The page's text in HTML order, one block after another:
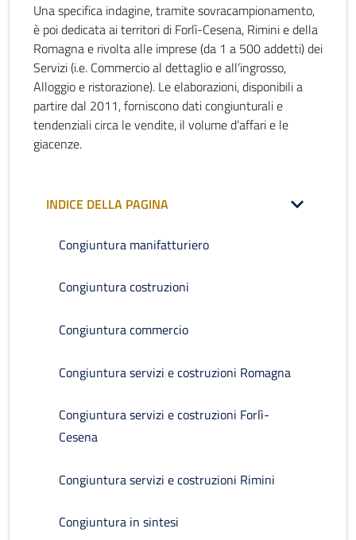
Una specifica indagine, tramite sovracampionamento,
è poi dedicata ai territori di Forlì-Cesena, Rimini e della
Romagna e rivolta alle imprese (da 1 a 500 addetti) dei
Servizi (i.e. Commercio al dettaglio e all’ingrosso,
Alloggio e ristorazione). Le elaborazioni, disponibili a
partire dal 2011, forniscono dati congiunturali e
tendenziali circa le vendite, il volume d’affari e le
giacenze.
INDICE DELLA PAGINA
Congiuntura manifatturiero
Congiuntura costruzioni
Congiuntura commercio
Congiuntura servizi e costruzioni Romagna
Congiuntura servizi e costruzioni Forlì-
Cesena
Congiuntura servizi e costruzioni Rimini
Congiuntura in sintesi